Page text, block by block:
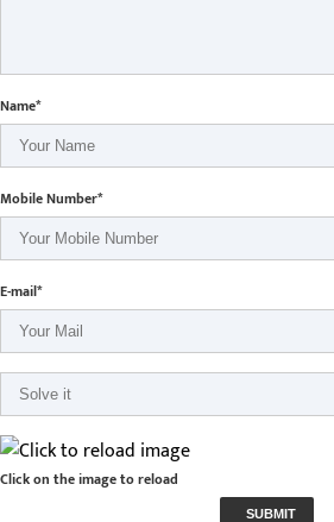
Name*
Mobile Number*
E-mail*
Click on the image to reload
SUBMIT